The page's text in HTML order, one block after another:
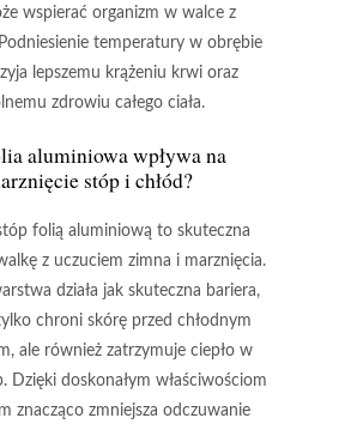
wspierać organizm w walce z
Podniesienie temperatury w obrębie
lepszemu krążeniu krwi oraz
zdrowiu całego ciała.
aluminiowa wpływa na
stóp i chłód?
folią aluminiową to skuteczna
z uczuciem zimna i marznięcia.
działa jak skuteczna bariera,
chroni skórę przed chłodnym
ale również zatrzymuje ciepło w
Dzięki doskonałym właściwościom
znacząco zmniejsza odczuwanie